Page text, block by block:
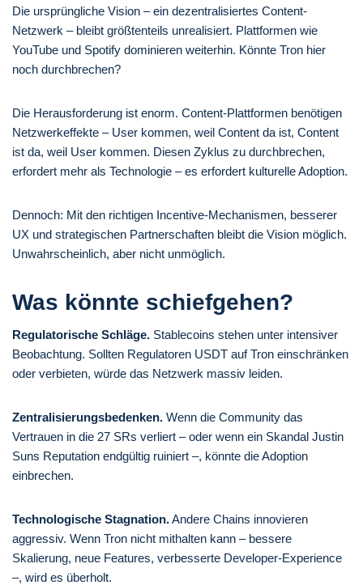
Die ursprüngliche Vision – ein dezentralisiertes Content-
Netzwerk – bleibt größtenteils unrealisiert. Plattformen wie
YouTube und Spotify dominieren weiterhin. Könnte Tron hier
noch durchbrechen?
Die Herausforderung ist enorm. Content-Plattformen benötigen
Netzwerkeffekte – User kommen, weil Content da ist, Content
ist da, weil User kommen. Diesen Zyklus zu durchbrechen,
erfordert mehr als Technologie – es erfordert kulturelle Adoption.
Dennoch: Mit den richtigen Incentive-Mechanismen, besserer
UX und strategischen Partnerschaften bleibt die Vision möglich.
Unwahrscheinlich, aber nicht unmöglich.
Was könnte schiefgehen?
Regulatorische Schläge. Stablecoins stehen unter intensiver
Beobachtung. Sollten Regulatoren USDT auf Tron einschränken
oder verbieten, würde das Netzwerk massiv leiden.
Zentralisierungsbedenken. Wenn die Community das
Vertrauen in die 27 SRs verliert – oder wenn ein Skandal Justin
Suns Reputation endgültig ruiniert –, könnte die Adoption
einbrechen.
Technologische Stagnation.Andere Chains innovieren
aggressiv. Wenn Tron nicht mithalten kann – bessere
Skalierung, neue Features, verbesserte Developer-Experience
–, wird es überholt.